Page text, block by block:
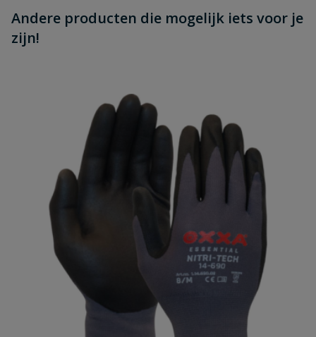
Andere producten die mogelijk iets voor je
zijn!